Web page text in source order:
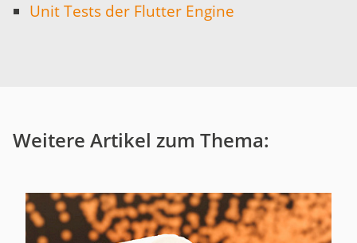
Unit Tests der Flutter Engine
Weitere Artikel zum Thema: